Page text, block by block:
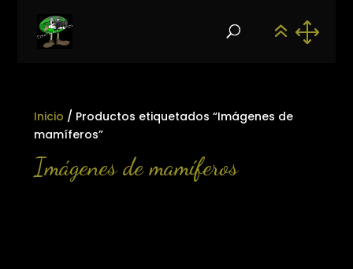
Inicio / Productos etiquetados “Imágenes de
mamíferos”
Imágenes de mamíferos